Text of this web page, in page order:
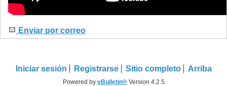
Enviar por correo
Iniciar sesión Registrarse Sitio completo Arriba
Powered by vBulletin®Version 4.2.5